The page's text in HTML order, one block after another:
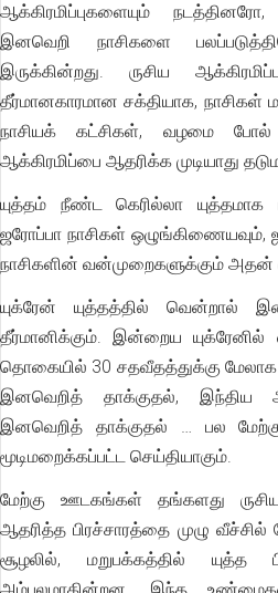
ஆக்கிரமிப்புகளையும்
இனவெறி நாசிகளை
இருக்கின்றது. ருசிய
தீர்மானகாரமான சக்தியாக, நாசிகள்
நாசியக் கட்சிகள், வழமை போல்
ஆக்கிரமிப்பை ஆதரிக்க முடியாது
யுத்தம் நீண்ட கெரில்லா யுத்தமாக
ஜரோப்பா நாசிகள் ஒழுங்கிணையவும்,
நாசிகளின் வன்முறைகளுக்கும் அதன்
யுக்ரேன் யுத்தத்தில் வென்றால்
தீர்மானிக்கும். இன்றைய யுக்ரேனில்
தொகையில் 30 சதவீதத்துக்கு
இனவெறித் தாக்குதல்,
இனவெறித் தாக்குதல் … பல
மூடிமறைக்கப்பட்ட செய்தியாகும்.
மேற்கு ஊடகங்கள் தங்களது
ஆதரித்த பிரச்சாரத்தை முழு
சூழலில், மறுபக்கத்தில் யுத்த